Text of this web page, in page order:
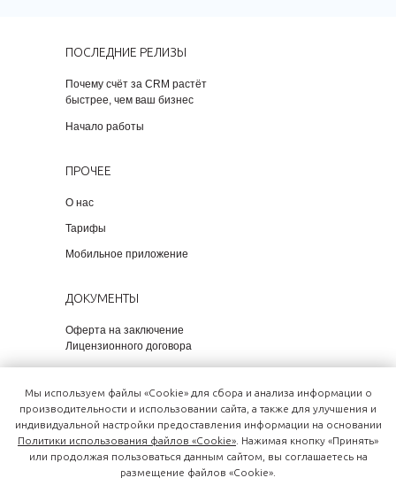
ПОСЛЕДНИЕ РЕЛИЗЫ
Почему счёт за CRM растёт
быстрее, чем ваш бизнес
Начало работы
ПРОЧЕЕ
О нас
Тарифы
Мобильное приложение
ДОКУМЕНТЫ
Оферта на заключение
Лицензионного договора
данных
Мы используем файлы «Cookie» для сбора и анализа информации о
производительности и использовании сайта, а также для улучшения и
индивидуальной настройки предоставления информации на основании
Политики использования файлов «Cookie» . Нажимая кнопку «Принять»
или продолжая пользоваться данным сайтом, вы соглашаетесь на
размещение файлов «Cookie».